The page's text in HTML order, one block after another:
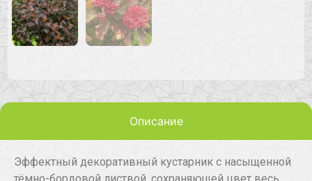
Описание
Эффектный декоративный кустарник с насыщенной
тёмно-бордовой листвой, сохраняющей цвет весь